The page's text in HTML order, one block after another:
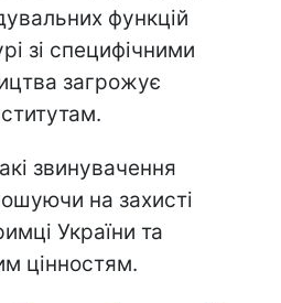
функцій
зі специфічними
загрожує
звинувачення
на захисті
України та
цінностям.